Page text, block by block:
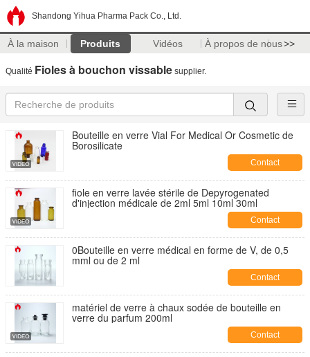
Shandong Yihua Pharma Pack Co., Ltd.
À la maison Produits Vidéos À propos de nous>>
Qualité Fioles à bouchon vissable supplier.
Bouteille en verre Vial For Medical Or Cosmetic de
Borosilicate
Contact
fiole en verre lavée stérile de Depyrogenated
d'injection médicale de 2ml 5ml 10ml 30ml
Contact
0Bouteille en verre médical en forme de V, de 0,5
mml ou de 2 ml
Contact
matériel de verre à chaux sodée de bouteille en
verre du parfum 200ml
Contact